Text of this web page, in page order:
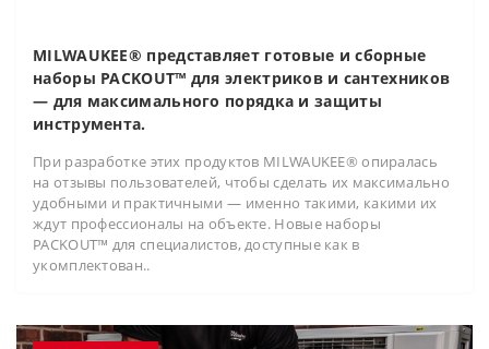
MILWAUKEE® представляет готовые и сборные
наборы PACKOUT™ для электриков и сантехников
— для максимального порядка и защиты
инструмента.
При разработке этих продуктов MILWAUKEE® опиралась
на отзывы пользователей, чтобы сделать их максимально
удобными и практичными — именно такими, какими их
ждут профессионалы на объекте. Новые наборы
PACKOUT™ для специалистов, доступные как в
укомплектован..